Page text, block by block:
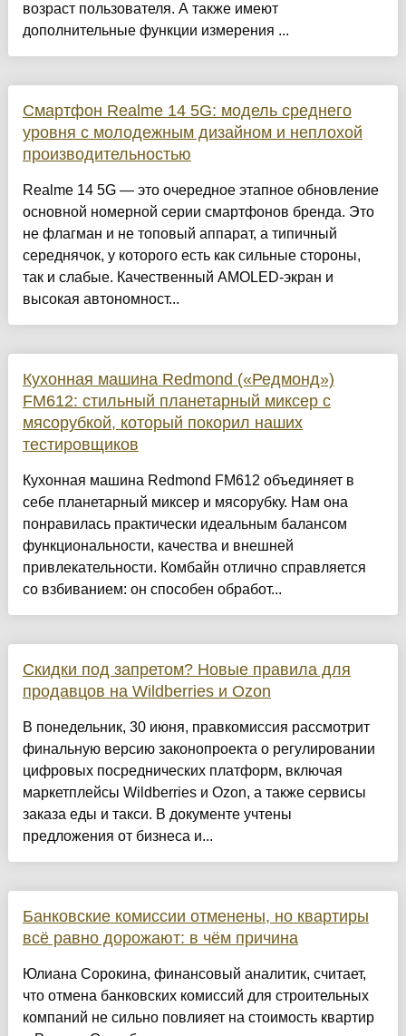
возраст пользователя. А также имеют
дополнительные функции измерения ...
Смартфон Realme 14 5G: модель среднего
уровня с молодежным дизайном и неплохой
производительностью
Realme 14 5G — это очередное этапное обновление
основной номерной серии смартфонов бренда. Это
не флагман и не топовый аппарат, а типичный
середнячок, у которого есть как сильные стороны,
так и слабые. Качественный AMOLED-экран и
высокая автономност...
Кухонная машина Redmond («Редмонд»)
FM612: стильный планетарный миксер с
мясорубкой, который покорил наших
тестировщиков
Кухонная машина Redmond FM612 объединяет в
себе планетарный миксер и мясорубку. Нам она
понравилась практически идеальным балансом
функциональности, качества и внешней
привлекательности. Комбайн отлично справляется
со взбиванием: он способен обработ...
Скидки под запретом? Новые правила для
продавцов на Wildberries и Ozon
В понедельник, 30 июня, правкомиссия рассмотрит
финальную версию законопроекта о регулировании
цифровых посреднических платформ, включая
маркетплейсы Wildberries и Ozon, а также сервисы
заказа еды и такси. В документе учтены
предложения от бизнеса и...
Банковские комиссии отменены, но квартиры
всё равно дорожают: в чём причина
Юлиана Сорокина, финансовый аналитик, считает,
что отмена банковских комиссий для строительных
компаний не сильно повлияет на стоимость квартир